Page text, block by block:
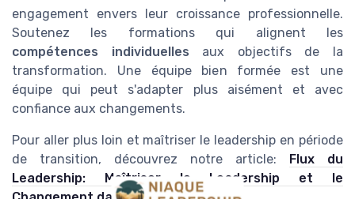
engagement envers leur croissance professionnelle.
Soutenez les formations qui alignent les
compétences individuelles aux objectifs de la
transformation. Une équipe bien formée est une
équipe qui peut s'adapter plus aisément et avec
confiance aux changements.
Pour aller plus loin et maîtriser le leadership en période
de transition, découvrez notre article: Flux du
Leadership: Maîtriser le Leadership et le